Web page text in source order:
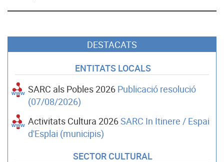
DESTACATS
ENTITATS LOCALS
SARC als Pobles 2026 Publicació resolució
(07/08/2026)
Activitats Cultura 2026SARC In Itinere / Espai
d'Esplai (municipis)
SECTOR CULTURAL